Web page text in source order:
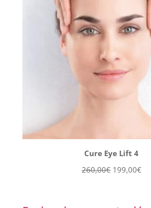
Cure Eye Lift 4
260,00€ Le
199,00€Le